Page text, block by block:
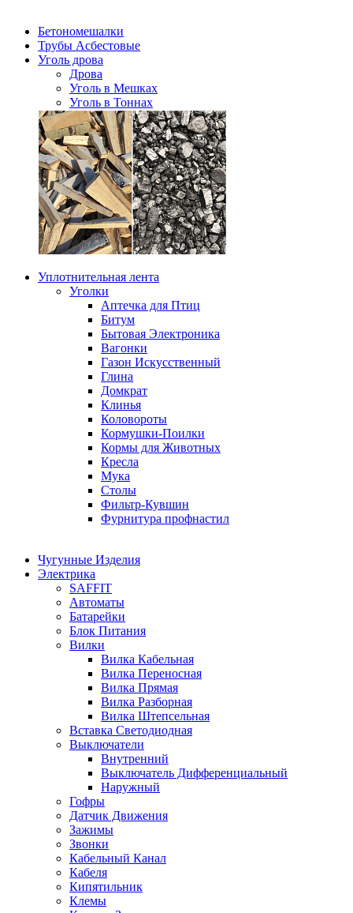
Бетономешалки
Трубы Асбестовые
Уголь дрова
Дрова
Уголь в Мешках
Уголь в Тоннах
Уплотнительная лента
Уголки
Аптечка для Птиц
Битум
Бытовая Электроника
Вагонки
Газон Искусственный
Глина
Домкрат
Клинья
Коловороты
Кормушки-Поилки
Кормы для Животных
Кресла
Мука
Столы
Фильтр-Кувшин
Фурнитура профнастил
Чугунные Изделия
Электрика
SAFFIT
Автоматы
Батарейки
Блок Питания
Вилки
Вилка Кабельная
Вилка Переносная
Вилка Прямая
Вилка Разборная
Вилка Штепсельная
Вставка Светодиодная
Выключатели
Внутренний
Выключатель Дифференциальный
Наружный
Гофры
Датчик Движения
Зажимы
Звонки
Кабельный Канал
Кабеля
Кипятильник
Клемы